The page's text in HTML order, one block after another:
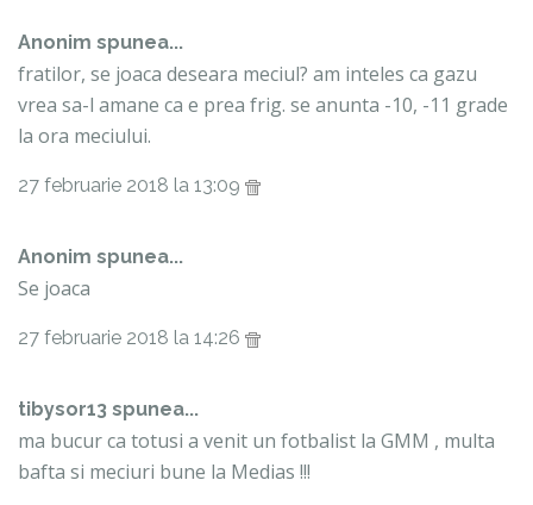
Anonim spunea...
fratilor, se joaca deseara meciul? am inteles ca gazu
vrea sa-l amane ca e prea frig. se anunta -10, -11 grade
la ora meciului.
27 februarie 2018 la 13:09
Anonim spunea...
Se joaca
27 februarie 2018 la 14:26
tibysor13 spunea...
ma bucur ca totusi a venit un fotbalist la GMM , multa
bafta si meciuri bune la Medias !!!